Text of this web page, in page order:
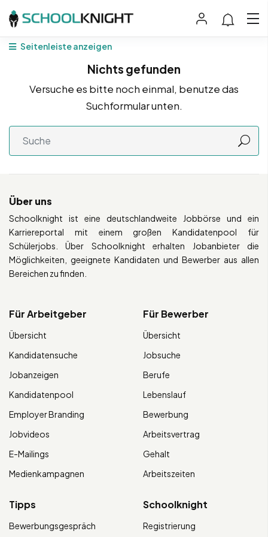
Seitenleiste anzeigen
Nichts gefunden
Versuche es bitte noch einmal, benutze das
Suchformular unten.
Über uns
Schoolknight ist eine deutschlandweite Jobbörse und ein
Karriereportal mit einem großen Kandidatenpool für
Schülerjobs. Über Schoolknight erhalten Jobanbieter die
Möglichkeiten, geeignete Kandidaten und Bewerber aus allen
Bereichen zu finden.
Für Arbeitgeber
Übersicht
Kandidatensuche
Jobanzeigen
Kandidatenpool
Employer Branding
Jobvideos
E-Mailings
Medienkampagnen
Für Bewerber
Übersicht
Jobsuche
Berufe
Lebenslauf
Bewerbung
Arbeitsvertrag
Gehalt
Arbeitszeiten
Tipps
Bewerbungsgespräch
Schoolknight
Registrierung